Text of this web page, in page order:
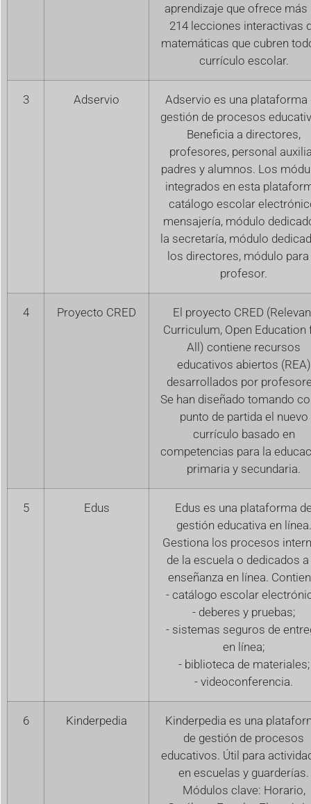
aprendizaje que ofrece más
214 lecciones interactivas
matemáticas que cubren
currículo escolar.
3 Adservio
Adservio es una plataforma
gestión de procesos
Beneficia a directores,
profesores, personal
padres y alumnos. Los
integrados en esta
catálogo escolar
mensajería, módulo
la secretaría, módulo
los directores, módulo para
profesor.
4 Proyecto CRED
El proyecto CRED
Curriculum, Open Education
All) contiene recursos
educativos abiertos (REA)
desarrollados por
Se han diseñado tomando
punto de partida el nuevo
currículo basado en
competencias para la
primaria y secundaria.
5 Edus
Edus es una plataforma
gestión educativa en línea.
Gestiona los procesos
de la escuela o dedicados
enseñanza en línea.
- catálogo escolar
- deberes y pruebas;
- sistemas seguros de
en línea;
- biblioteca de materiales;
- videoconferencia.
6 Kinderpedia
Kinderpedia es una
de gestión de procesos
educativos. Útil para
en escuelas y guarderías.
Módulos clave: Horario,